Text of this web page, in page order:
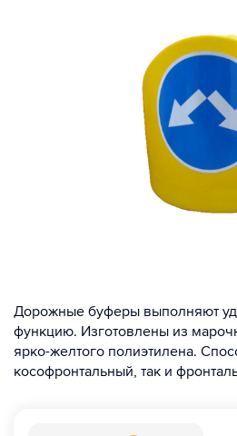
Дорожные буферы выполняют
функцию. Изготовлены из
ярко-желтого полиэтилена.
кософронтальный, так и